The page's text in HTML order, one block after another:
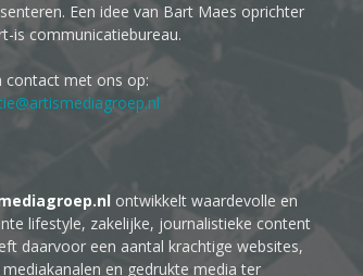
Een idee van Bart Maes oprichter
is communicatiebureau.
contact met ons op:
ontwikkelt waardevolle en
lifestyle, zakelijke, journalistieke content
daarvoor een aantal krachtige websites,
mediakanalen en gedrukte media ter